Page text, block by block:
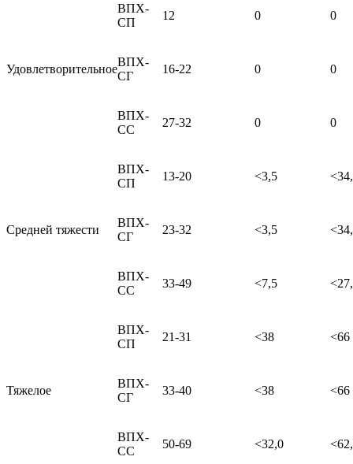
Удовлетворительное
ВПХ-
СП
12 0 0
ВПХ-
СГ
16-22 0 0
ВПХ-
СС
27-32 0 0
Средней тяжести
ВПХ-
СП
13-20 <3,5
ВПХ-
СГ
23-32 <3,5
ВПХ-
СС
33-49 <7,5
Тяжелое
ВПХ-
СП
21-31 <38 <66
ВПХ-
СГ
33-40 <38 <66
ВПХ-
СС
50-69 <32,0